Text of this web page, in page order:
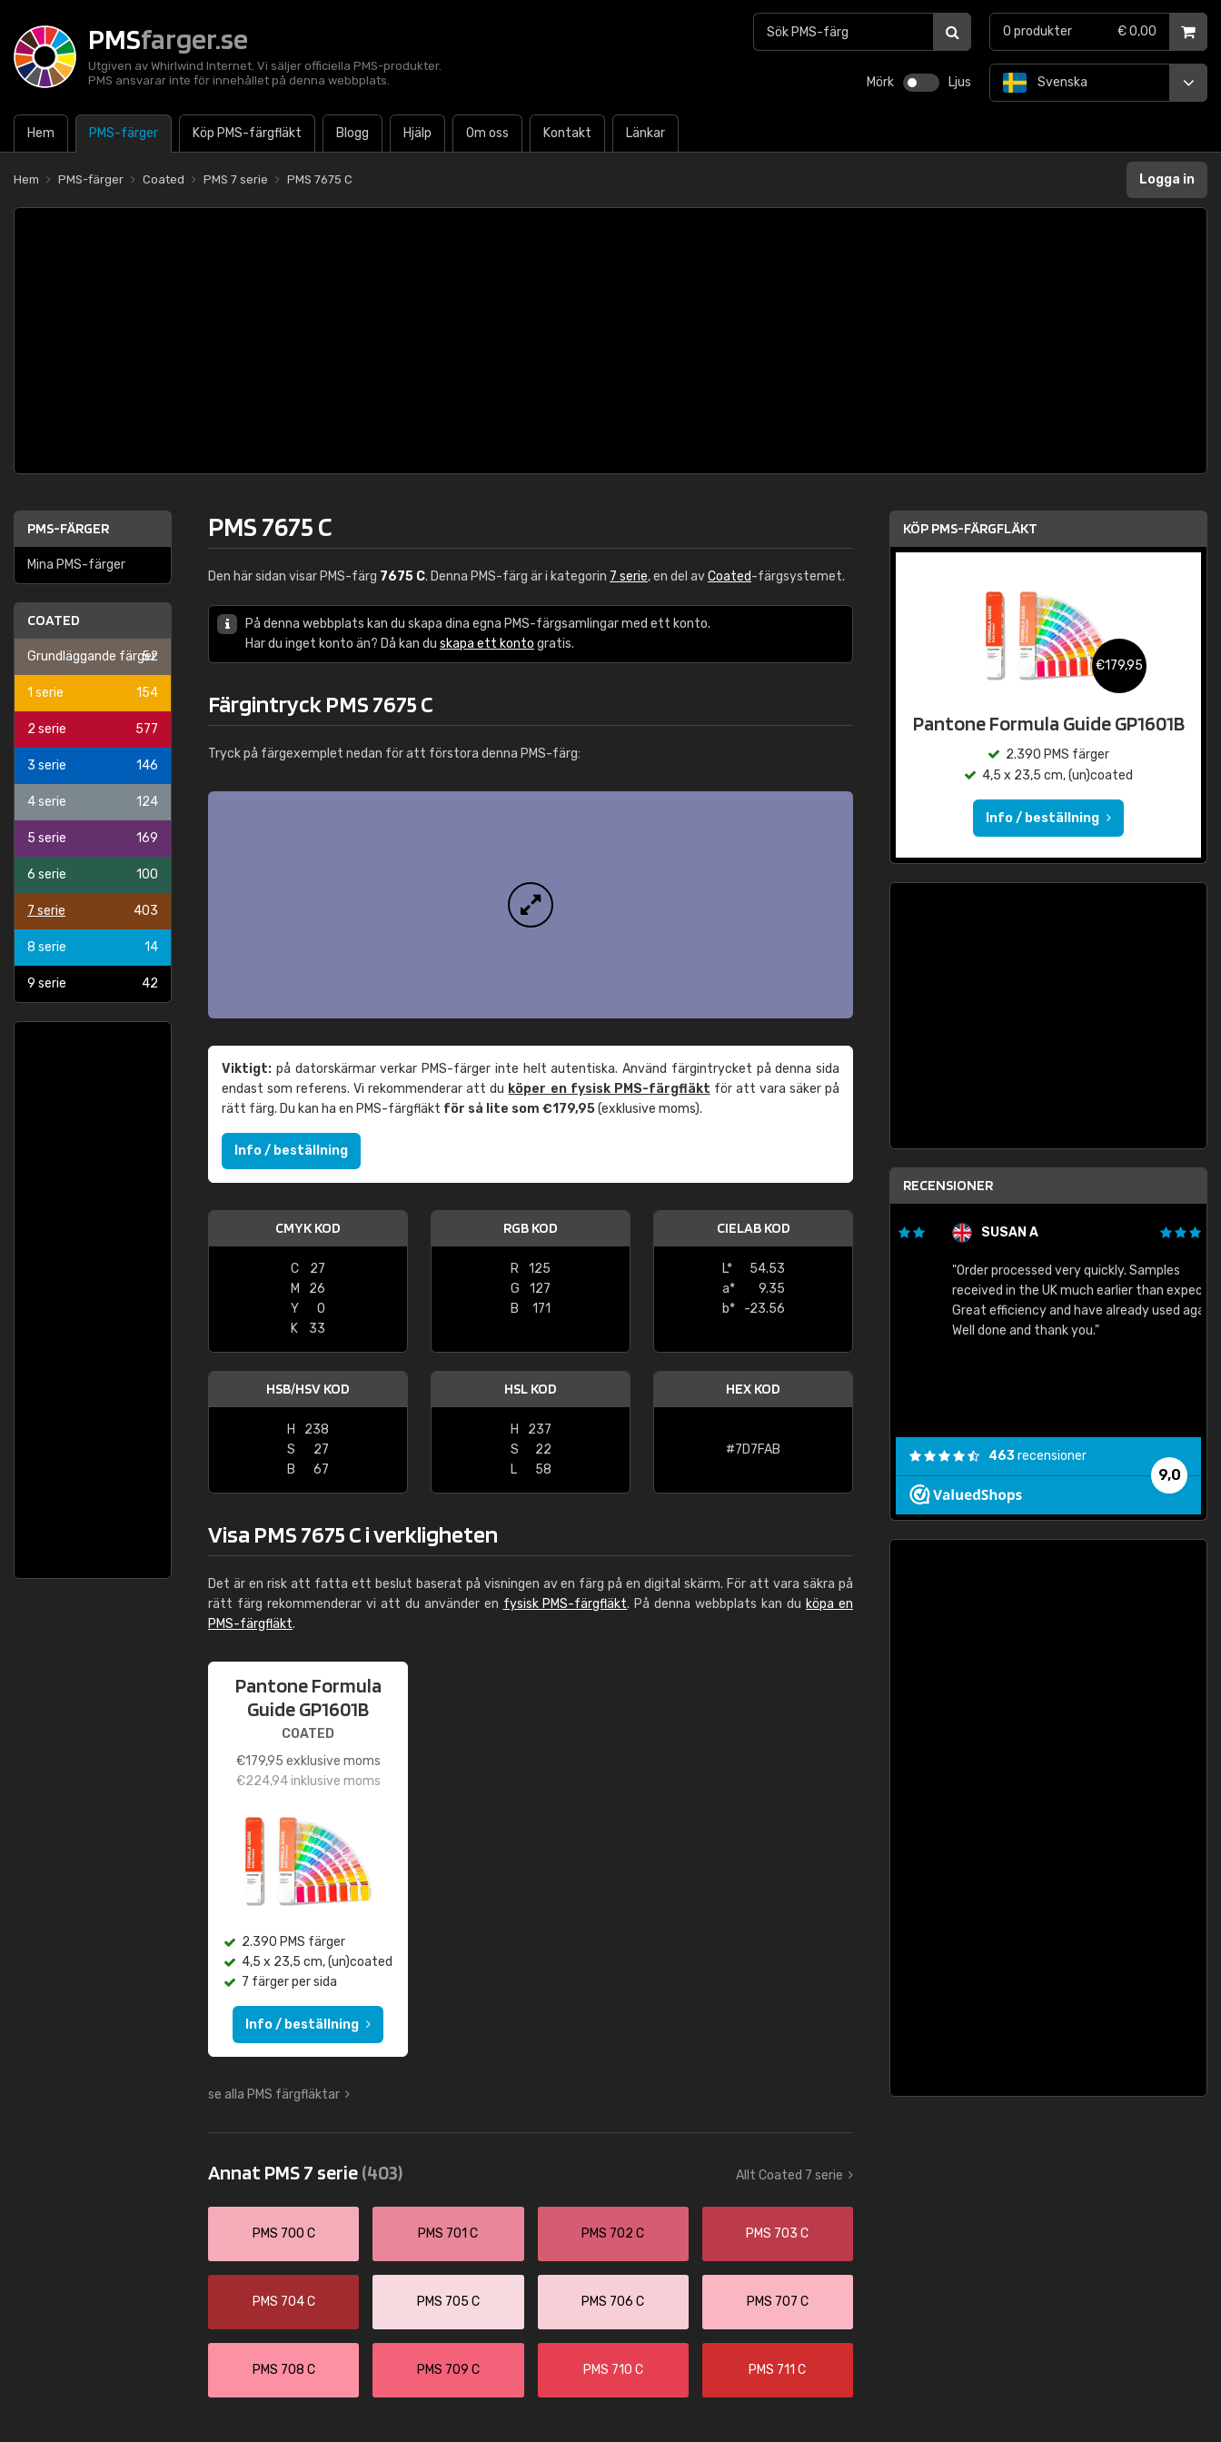
PMSfarger.se
Utgiven av Whirlwind Internet. Vi säljer officiella PMS-produkter.
PMS ansvarar inte för innehållet på denna webbplats.
Mörk Ljus
Hem PMS-färger Köp PMS-färgfläkt Blogg Hjälp Om oss Kontakt Länkar
Svenska
0 produkter € 0,00
Hem PMS-färger Coated PMS 7 serie PMS 7675 C Logga in
PMS-FÄRGER
Mina PMS-färger
COATED
Grundläggande färger
52
1 serie 154
2 serie 577
3 serie 146
4 serie 124
5 serie 169
6 serie 100
7 serie 403
8 serie 14
9 serie 42
PMS 7675 C
Den här sidan visar PMS-färg 7675 C. Denna PMS-färg är i kategorin 7 serie, en del avCoated-färgsystemet.
På denna webbplats kan du skapa dina egna PMS-färgsamlingar med ett konto.
Har du inget konto än? Då kan du skapa ett konto gratis.
Färgintryck PMS 7675 C
Tryck på färgexemplet nedan för att förstora denna PMS-färg:
Viktigt: på datorskärmar verkar PMS-färger inte helt autentiska. Använd färgintrycket på denna sida
endast som referens. Vi rekommenderar att du köper en fysisk PMS-färgfläkt för att vara säker på
rätt färg. Du kan ha en PMS-färgfläkt för så lite som €179,95(exklusive moms).
Info / beställning
CMYK KOD
C
27
M
26
Y
0
K
33
RGB KOD
R
125
G
127
B
171
CIELAB KOD
L*
54.53
a*
9.35
b*
-23.56
HSB/HSV KOD
H
238
S
27
B
67
HSL KOD
H
237
S
22
L
58
HEX KOD
#7D7FAB
Visa PMS 7675 C i verkligheten
Det är en risk att fatta ett beslut baserat på visningen av en färg på en digital skärm. För att vara säkra på
rätt färg rekommenderar vi att du använder en fysisk PMS-färgfläkt. På denna webbplats kan du köpa en
PMS-färgfläkt.
Pantone Formula
Guide GP1601B
COATED
€179,95 exklusive moms
€224,94inklusive moms
2.390 PMS färger
4,5 x 23,5 cm, (un)coated
7 färger per sida
Info / beställning
se alla PMS färgfläktar
Annat PMS 7 serie(403) Allt Coated 7 serie
PMS 700 C PMS 701 C PMS 702 C PMS 703 C
PMS 704 C PMS 705 C PMS 706 C PMS 707 C
PMS 708 C PMS 709 C PMS 710 C PMS 711 C
KÖP PMS-FÄRGFLÄKT
€179,95
Pantone Formula Guide GP1601B
2.390 PMS färger
4,5 x 23,5 cm, (un)coated
Info / beställning
RECENSIONER
Leinster Home and
"Great product and speedy delivery"
SUSAN A
"Order processed very quickly. Samples
received in the UK much earlier than expected.
Great efficiency and have already used again.
Well done and thank you."
9,0
463recensioner